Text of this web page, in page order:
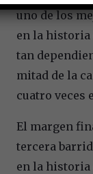
uno de los
en la historia
tan
mitad de la
cuatro veces
El margen
tercera
en la historia